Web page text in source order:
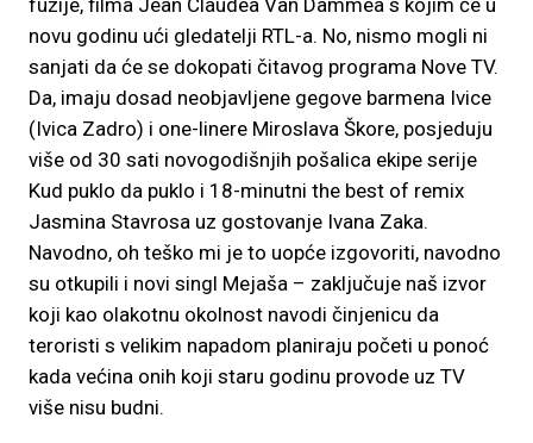
fuzije, filma Jean Claudea Van Dammea s kojim će u
novu godinu ući gledatelji RTL-a. No, nismo mogli ni
sanjati da će se dokopati čitavog programa Nove TV.
Da, imaju dosad neobjavljene gegove barmena Ivice
(Ivica Zadro) i one-linere Miroslava Škore, posjeduju
više od 30 sati novogodišnjih pošalica ekipe serije
Kud puklo da puklo i 18-minutni the best of remix
Jasmina Stavrosa uz gostovanje Ivana Zaka.
Navodno, oh teško mi je to uopće izgovoriti, navodno
su otkupili i novi singl Mejaša – zaključuje naš izvor
koji kao olakotnu okolnost navodi činjenicu da
teroristi s velikim napadom planiraju početi u ponoć
kada većina onih koji staru godinu provode uz TV
više nisu budni.